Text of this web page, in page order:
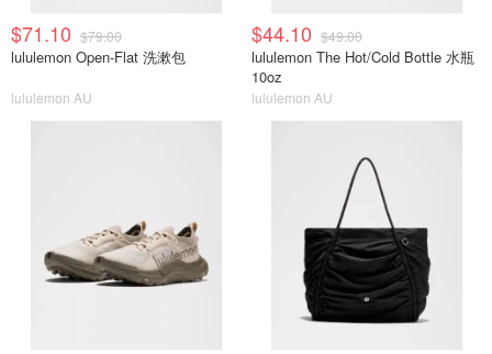
$71.10 $79.00
lululemon Open-Flat 洗漱包
lululemon AU
$44.10 $49.00
lululemon The Hot/Cold Bottle 水瓶
10oz
lululemon AU